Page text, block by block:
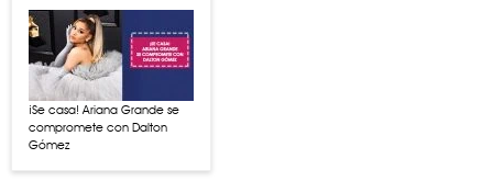
¡Se casa! Ariana Grande se
compromete con Dalton
Gómez